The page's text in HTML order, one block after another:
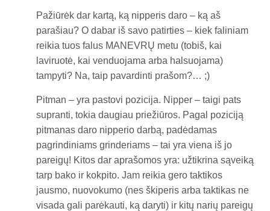
Pažiūrėk dar kartą, ką nipperis daro – ką aš
parašiau? O dabar iš savo patirties – kiek faliniam
reikia tuos falus MANEVRŲ metu (tobiš, kai
laviruotė, kai venduojama arba halsuojama)
tampyti? Na, taip pavardinti prašom?… ;)
Pitman – yra pastovi pozicija. Nipper – taigi pats
supranti, tokia daugiau priežiūros. Pagal poziciją
pitmanas daro nipperio darbą, padėdamas
pagrindiniams grinderiams – tai yra viena iš jo
pareigų! Kitos dar aprašomos yra: užtikrina sąveiką
tarp bako ir kokpito. Jam reikia gero taktikos
jausmo, nuovokumo (nes škiperis arba taktikas ne
visada gali parėkauti, ką daryti) ir kitų narių pareigų